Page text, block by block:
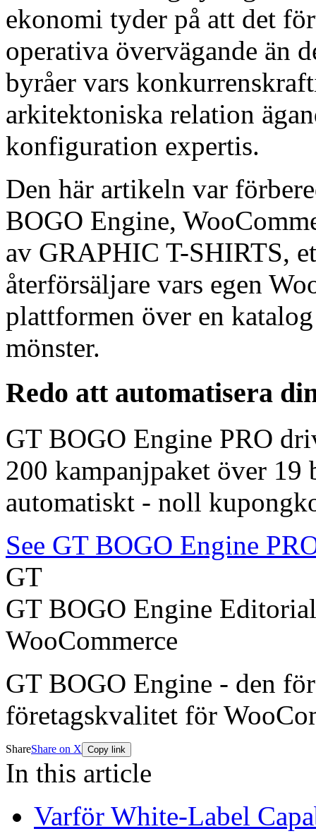
ekonomi tyder på att det
operativa övervägande än
byråer vars
arkitektoniska relation
konfiguration expertis.
Den här artikeln var
BOGO Engine,
av GRAPHIC T-SHIRTS,
återförsäljare vars egen
plattformen över en
mönster.
Redo att automatisera
GT BOGO Engine PRO
200 kampanjpaket över 19
automatiskt - noll
See GT BOGO Engine
GT
GT BOGO Engine
WooCommerce
GT BOGO Engine - den
företagskvalitet för
ShareShare on X Copy link
In this article
Varför White-Label